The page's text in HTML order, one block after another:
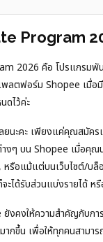
Program
2026 คือ โปรแกรมพัน
พลตฟอร์ม Shopee เมื่
ดไว้ค่ะ
ยนะคะ เพียงแค่คุณสมั
างๆ บน Shopee เมื่อ
รือแม้แต่บนเว็บไซต์/บล็
ด้รับส่วนแบ่งรายได้ หรื
คงให้ความสำคัญกับการ
ากขึ้น เพื่อให้ทุกคนสาม